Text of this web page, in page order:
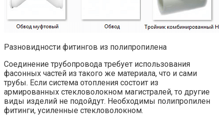
Разновидности фитингов из полипропилена
Соединение трубопровода требует использования
фасонных частей из такого же материала, что и сами
трубы. Если система отопления состоит из
армированных стекловолокном магистралей, то другие
виды изделий не подойдут. Необходимы полипропилен
фитинги, усиленные стекловолокном.